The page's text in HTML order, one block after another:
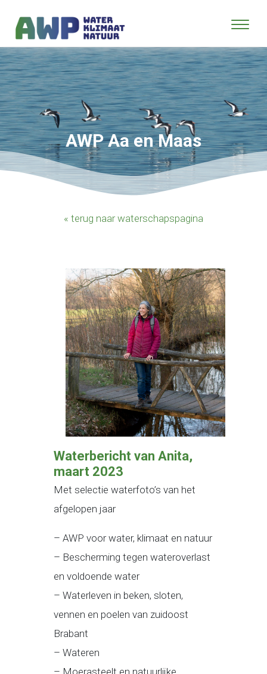
AWP Aa en Maas
« terug naar waterschapspagina
Waterbericht van Anita,
maart 2023
Met selectie waterfoto’s van het
afgelopen jaar
– AWP voor water, klimaat en natuur
– Bescherming tegen wateroverlast
en voldoende water
– Waterleven in beken, sloten,
vennen en poelen van zuidoost
Brabant
– Wateren